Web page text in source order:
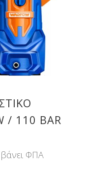
/ 110 BAR
ΦΠΑ